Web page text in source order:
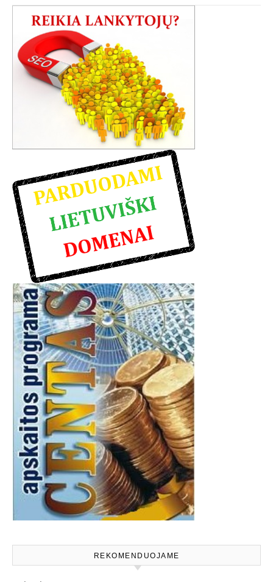
REKOMENDUOJAME